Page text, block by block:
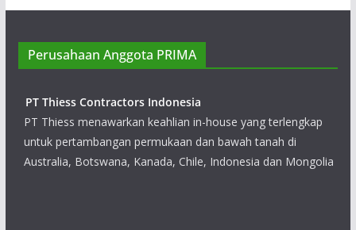
Perusahaan Anggota PRIMA
PT Thiess Contractors Indonesia
PT Thiess menawarkan keahlian in-house yang terlengkap
untuk pertambangan permukaan dan bawah tanah di
Australia, Botswana, Kanada, Chile, Indonesia dan Mongolia